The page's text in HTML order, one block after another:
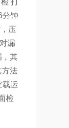
打
分钟
压
漏
，其
方法
载运
检